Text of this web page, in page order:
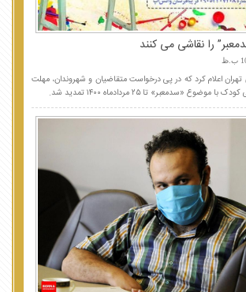
را نقاشی می کنند
اعلام کرد که در پی درخواست متقاضیان و شهروندان، مهلت
«سدمعبر» تا ۲۵ مردادماه ۱۴۰۰ تمدید شد.